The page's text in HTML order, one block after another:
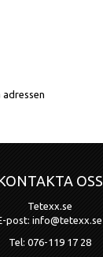
OSS
Tetexx.se
post: info@tetexx.se
Tel: 076-119 17 28